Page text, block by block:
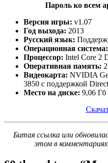
Пароль ко всем
Версия игры: v1.07
Год выхода: 2013
Русский язык:
Операционная система:
Процессор: Intel Core 2
Оперативная память:
Видеокарта: NVIDIA
3850 c поддержкой
Место на диске: 9,06 Гб
Битая ссылка или
этом в